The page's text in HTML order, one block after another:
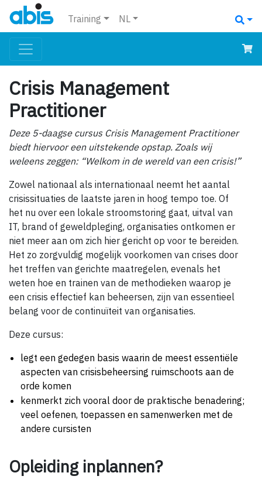
Training NL
Crisis Management
Practitioner
Deze 5-daagse cursus Crisis Management Practitioner
biedt hiervoor een uitstekende opstap. Zoals wij
weleens zeggen: “Welkom in de wereld van een crisis!”
Zowel nationaal als internationaal neemt het aantal
crisissituaties de laatste jaren in hoog tempo toe. Of
het nu over een lokale stroomstoring gaat, uitval van
IT, brand of geweldpleging, organisaties ontkomen er
niet meer aan om zich hier gericht op voor te bereiden.
Het zo zorgvuldig mogelijk voorkomen van crises door
het treffen van gerichte maatregelen, evenals het
weten hoe en trainen van de methodieken waarop je
een crisis effectief kan beheersen, zijn van essentieel
belang voor de continuïteit van organisaties.
Deze cursus:
legt een gedegen basis waarin de meest essentiële
aspecten van crisisbeheersing ruimschoots aan de
orde komen
kenmerkt zich vooral door de praktische benadering;
veel oefenen, toepassen en samenwerken met de
andere cursisten
Opleiding inplannen?